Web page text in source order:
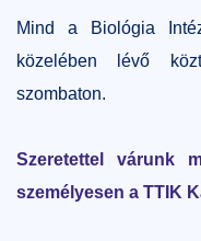
Mind a Biológia
közelében lévő
szombaton.
Szeretettel várunk
személyesen a TTIK